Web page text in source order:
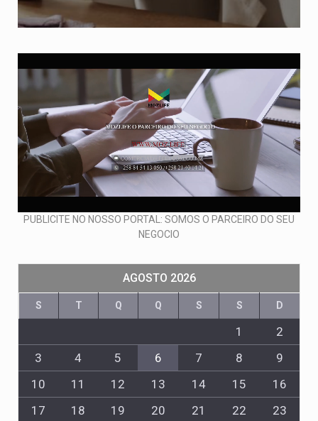
PUBLICITE NO NOSSO PORTAL: SOMOS O PARCEIRO DO SEU
NEGOCIO
AGOSTO 2026
S T Q Q S S D
1
2
3
4 5 6 7 8
9
10
11 12 13 14 15
16
17
18 19 20 21 22
23